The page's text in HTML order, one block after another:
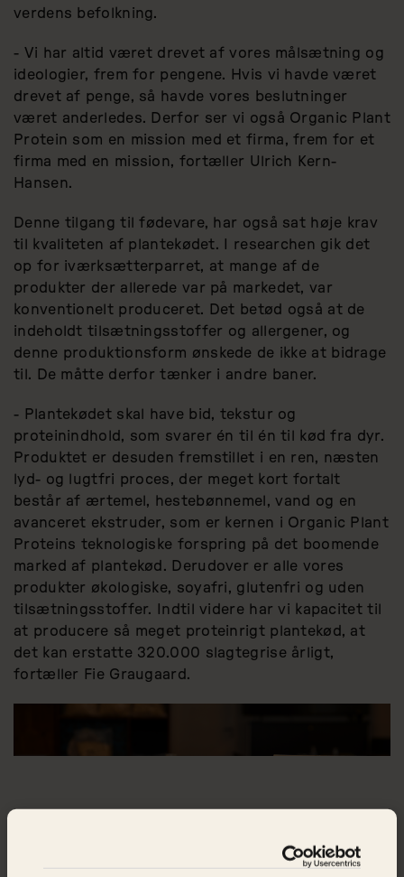
verdens befolkning.
- Vi har altid været drevet af vores målsætning og
ideologier, frem for pengene. Hvis vi havde været
drevet af penge, så havde vores beslutninger
været anderledes. Derfor ser vi også Organic Plant
Protein som en mission med et firma, frem for et
firma med en mission, fortæller Ulrich Kern-
Hansen.
Denne tilgang til fødevare, har også sat høje krav
til kvaliteten af plantekødet. I researchen gik det
op for iværksætterparret, at mange af de
produkter der allerede var på markedet, var
konventionelt produceret. Det betød også at de
indeholdt tilsætningsstoffer og allergener, og
denne produktionsform ønskede de ikke at bidrage
til. De måtte derfor tænker i andre baner.
- Plantekødet skal have bid, tekstur og
proteinindhold, som svarer én til én til kød fra dyr.
Produktet er desuden fremstillet i en ren, næsten
lyd- og lugtfri proces, der meget kort fortalt
består af ærtemel, hestebønnemel, vand og en
avanceret ekstruder, som er kernen i Organic Plant
Proteins teknologiske forspring på det boomende
marked af plantekød. Derudover er alle vores
produkter økologiske, soyafri, glutenfri og uden
tilsætningsstoffer. Indtil videre har vi kapacitet til
at producere så meget proteinrigt plantekød, at
det kan erstatte 320.000 slagtegrise årligt,
fortæller Fie Graugaard.